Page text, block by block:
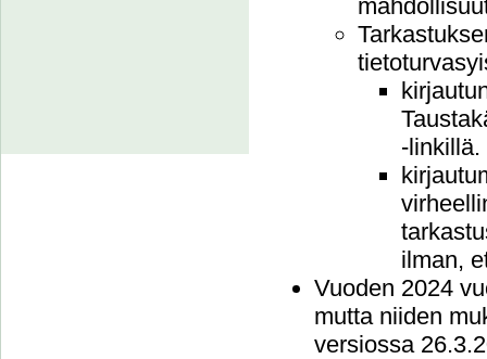
-linkillä.
ilman,
Vuoden 2024
mutta niiden
versiossa